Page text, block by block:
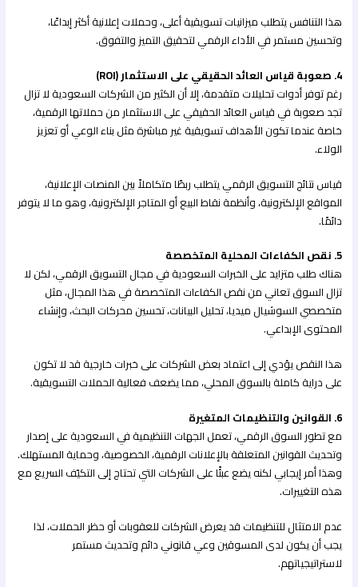
هذا التنافس يتطلب ميزانيات تسويقية أعلى، وحملات إعلانية أكثر إبداعًا،
وتحسين مستمر في الأداء الرقمي لتحقيق التميز والتفوق.
4. صعوبة قياس العائد الحقيقي على الاستثمار (ROI)
رغم توفر أدوات تحليلات متقدمة، إلا أن الكثير من الشركات السعودية لا تزال
تجد صعوبة في قياس العائد الحقيقي على الاستثمار من حملاتها الرقمية،
خاصة عندما تكون الأهداف تسويقية غير مباشرة مثل بناء الوعي أو تعزيز
الولاء.
قياس نتائج التسويق الرقمي يتطلب ربطًا متكاملاً بين المنصات الإعلانية،
المواقع الإلكترونية، وأنظمة نقاط البيع أو المتاجر الإلكترونية، وهو ما لا يتوفر
دائمًا.
5. نقص الكفاءات المحلية المتخصصة
هناك طلب متزايد على الخبرات السعودية في مجال التسويق الرقمي، لكن لا
تزال السوق تعاني من نقص الكفاءات المتخصصة في هذا المجال، مثل
متخصصي السوشيال ميديا، تحليل البيانات، تحسين محركات البحث، وإنشاء
المحتوى الإبداعي.
هذا النقص يؤدي إلى اعتماد بعض الشركات على خبرات خارجية قد لا تكون
على دراية كاملة بالسوق المحلي، مما يضعف فعالية الحملات التسويقية.
6. القوانين والتنظيمات المتغيرة
مع تطور السوق الرقمي، تعمل الجهات التنظيمية في السعودية على إصدار
وتحديث القوانين المتعلقة بالإعلانات الرقمية، الخصوصية، وحماية المستهلك.
وهذا أمر إيجابي لكنه يضع عبئًا على الشركات التي تحتاج إلى التكيّف السريع مع
هذه التغييرات.
عدم الامتثال للتنظيمات قد يعرض الشركات للعقوبات أو حظر الحملات، لذا
يجب أن يكون لدى المسوقين وعي قانوني دائم وتحديث مستمر
لاستراتيجياتهم.